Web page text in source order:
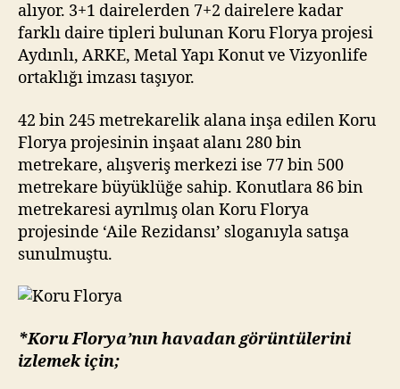
alıyor. 3+1 dairelerden 7+2 dairelere kadar
farklı daire tipleri bulunan Koru Florya projesi
Aydınlı, ARKE, Metal Yapı Konut ve Vizyonlife
ortaklığı imzası taşıyor.
42 bin 245 metrekarelik alana inşa edilen Koru
Florya projesinin inşaat alanı 280 bin
metrekare, alışveriş merkezi ise 77 bin 500
metrekare büyüklüğe sahip. Konutlara 86 bin
metrekaresi ayrılmış olan Koru Florya
projesinde ‘Aile Rezidansı’ sloganıyla satışa
sunulmuştu.
*Koru Florya’nın havadan görüntülerini
izlemek için;